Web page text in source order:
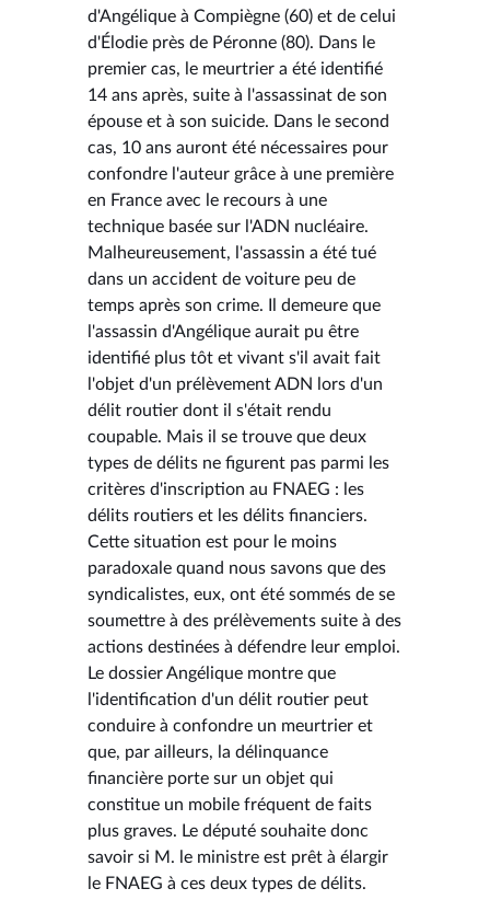
d'Angélique à Compiègne (60) et de celui
d'Élodie près de Péronne (80). Dans le
premier cas, le meurtrier a été identifié
14 ans après, suite à l'assassinat de son
épouse et à son suicide. Dans le second
cas, 10 ans auront été nécessaires pour
confondre l'auteur grâce à une première
en France avec le recours à une
technique basée sur l'ADN nucléaire.
Malheureusement, l'assassin a été tué
dans un accident de voiture peu de
temps après son crime. Il demeure que
l'assassin d'Angélique aurait pu être
identifié plus tôt et vivant s'il avait fait
l'objet d'un prélèvement ADN lors d'un
délit routier dont il s'était rendu
coupable. Mais il se trouve que deux
types de délits ne figurent pas parmi les
critères d'inscription au FNAEG : les
délits routiers et les délits financiers.
Cette situation est pour le moins
paradoxale quand nous savons que des
syndicalistes, eux, ont été sommés de se
soumettre à des prélèvements suite à des
actions destinées à défendre leur emploi.
Le dossier Angélique montre que
l'identification d'un délit routier peut
conduire à confondre un meurtrier et
que, par ailleurs, la délinquance
financière porte sur un objet qui
constitue un mobile fréquent de faits
plus graves. Le député souhaite donc
savoir si M. le ministre est prêt à élargir
le FNAEG à ces deux types de délits.